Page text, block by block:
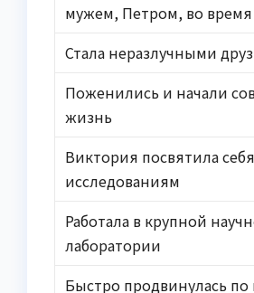
мужем, Петром, во время
Стала неразлучными
Поженились и начали
жизнь
Виктория посвятила
исследованиям
Работала в крупной
лаборатории
Быстро продвинулась по